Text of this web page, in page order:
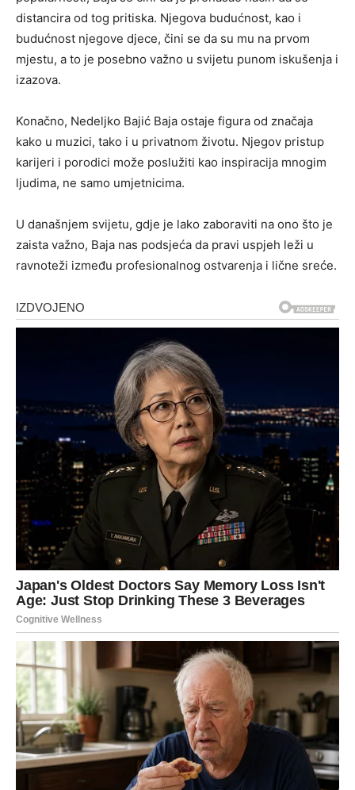
distancira od tog pritiska. Njegova budućnost, kao i
budućnost njegove djece, čini se da su mu na prvom
mjestu, a to je posebno važno u svijetu punom iskušenja i
izazova.
Konačno, Nedeljko Bajić Baja ostaje figura od značaja
kako u muzici, tako i u privatnom životu. Njegov pristup
karijeri i porodici može poslužiti kao inspiracija mnogim
ljudima, ne samo umjetnicima.
U današnjem svijetu, gdje je lako zaboraviti na ono što je
zaista važno, Baja nas podsjeća da pravi uspjeh leži u
ravnoteži između profesionalnog ostvarenja i lične sreće.